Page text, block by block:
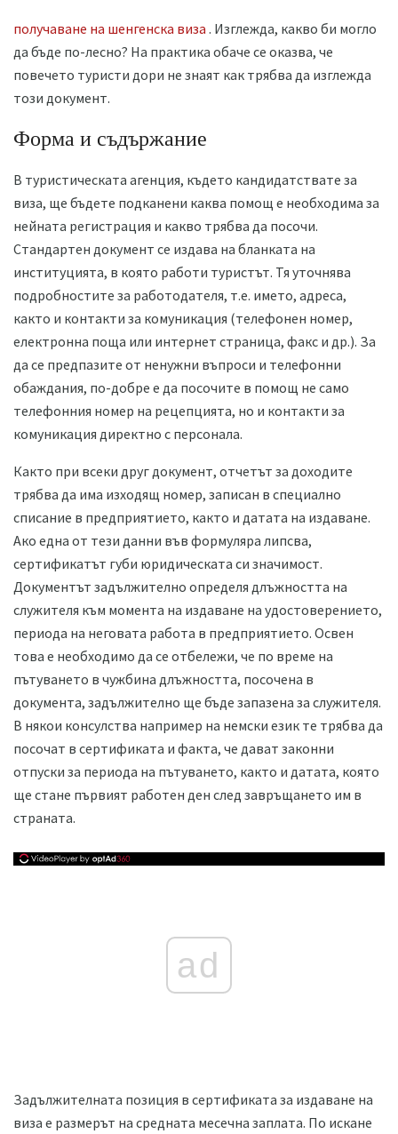
получаване на шенгенска виза . Изглежда, какво би могло
да бъде по-лесно? На практика обаче се оказва, че
повечето туристи дори не знаят как трябва да изглежда
този документ.
Форма и съдържание
В туристическата агенция, където кандидатствате за
виза, ще бъдете подканени каква помощ е необходима за
нейната регистрация и какво трябва да посочи.
Стандартен документ се издава на бланката на
институцията, в която работи туристът. Тя уточнява
подробностите за работодателя, т.е. името, адреса,
както и контакти за комуникация (телефонен номер,
електронна поща или интернет страница, факс и др.). За
да се предпазите от ненужни въпроси и телефонни
обаждания, по-добре е да посочите в помощ не само
телефонния номер на рецепцията, но и контакти за
комуникация директно с персонала.
Както при всеки друг документ, отчетът за доходите
трябва да има изходящ номер, записан в специално
списание в предприятието, както и датата на издаване.
Ако една от тези данни във формуляра липсва,
сертификатът губи юридическата си значимост.
Документът задължително определя длъжността на
служителя към момента на издаване на удостоверението,
периода на неговата работа в предприятието. Освен
това е необходимо да се отбележи, че по време на
пътуването в чужбина длъжността, посочена в
документа, задължително ще бъде запазена за служителя.
В някои консулства например на немски език те трябва да
посочат в сертификата и факта, че дават законни
отпуски за периода на пътуването, както и датата, която
ще стане първият работен ден след завръщането им в
страната.
ad
Задължителната позиция в сертификата за издаване на
виза е размерът на средната месечна заплата. По искане